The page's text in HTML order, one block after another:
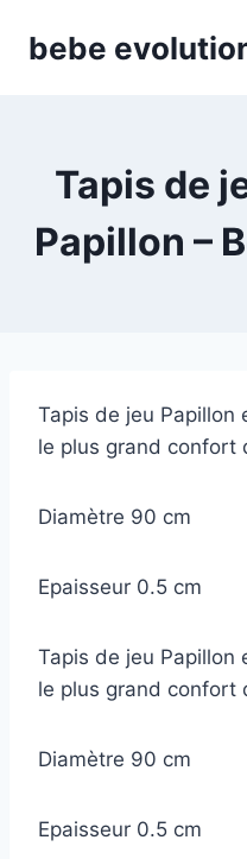
bebe
Tapis de
Papillon –
Tapis de jeu Papillon
le plus grand confort
Diamètre 90 cm
Epaisseur 0.5 cm
Tapis de jeu Papillon
le plus grand confort
Diamètre 90 cm
Epaisseur 0.5 cm